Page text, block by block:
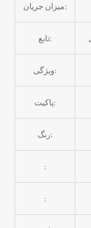
میزان جریان:
تابع:
ویژگی:
پاکیت:
رنگ:
:
: